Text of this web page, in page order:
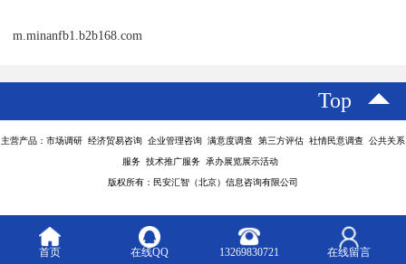
m.minanfb1.b2b168.com
Top
主营产品：市场调研 经济贸易咨询 企业管理咨询 满意度调查 第三方评估 社情民意调查 公共关系
服务 技术推广服务 承办展览展示活动
版权所有：民安汇智（北京）信息咨询有限公司
首页 在线QQ 13269830721 在线留言